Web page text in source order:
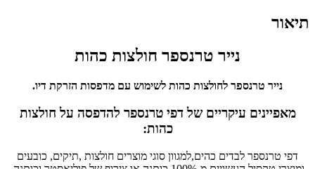
תיאור
נייר טרנספר חולצות כהות
נייר טרנספר לחולצות כהות לשימוש עם מדפסות הזרקת דיו.
מאפיינים עיקריים של דפי טרנספר להדפסה על חולצות
כהות:
דפי טרנספר לבדים כהים,למגוון סוגי מוצרים חולצות ,תיקים, כובעים